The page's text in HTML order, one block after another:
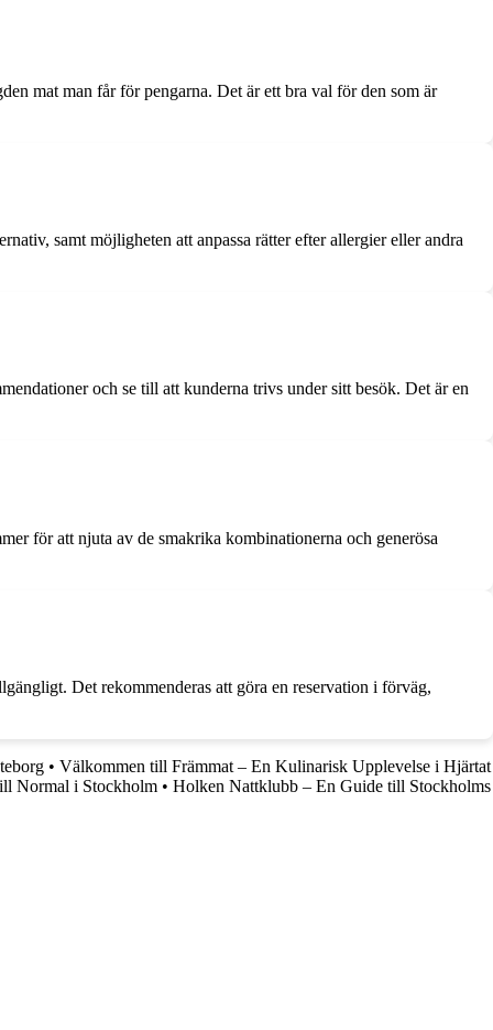
mat man får för pengarna. Det är ett bra val för den som är
samt möjligheten att anpassa rätter efter allergier eller andra
och se till att kunderna trivs under sitt besök. Det är en
för att njuta av de smakrika kombinationerna och generösa
Det rekommenderas att göra en reservation i förväg,
• Välkommen till Främmat – En Kulinarisk Upplevelse i Hjärtat
Normal i Stockholm • Holken Nattklubb – En Guide till Stockholms